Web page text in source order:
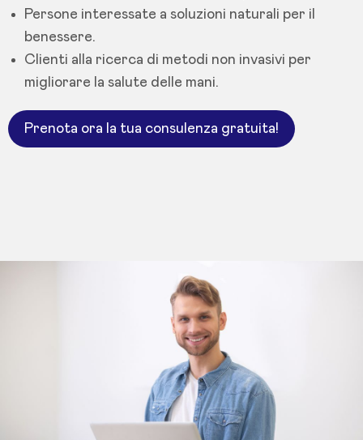
Persone interessate a soluzioni naturali per il
benessere.
Clienti alla ricerca di metodi non invasivi per
migliorare la salute delle mani.
Prenota ora la tua consulenza gratuita!